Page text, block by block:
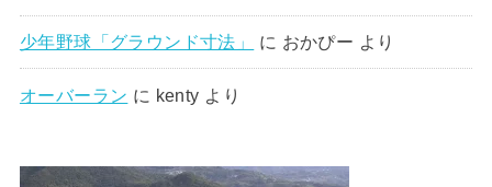
少年野球「グラウンド寸法」 に おかぴー より
オーバーラン に kenty より